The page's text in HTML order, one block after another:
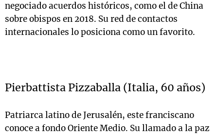
negociado acuerdos históricos, como el de China
sobre obispos en 2018. Su red de contactos
internacionales lo posiciona como un favorito.
Pierbattista Pizzaballa (Italia, 60 años)
Patriarca latino de Jerusalén, este franciscano
conoce a fondo Oriente Medio. Su llamado a la paz